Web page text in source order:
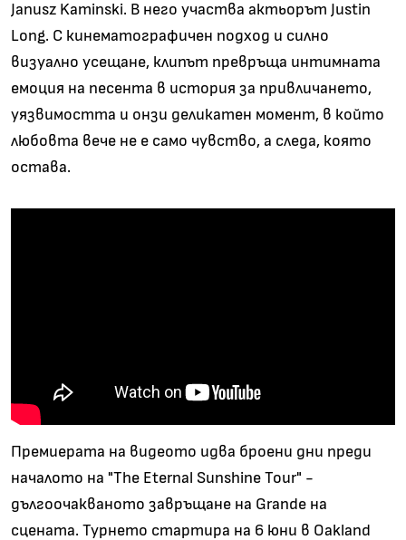
Janusz Kaminski. В него участва актьорът Justin
Long. С кинематографичен подход и силно
визуално усещане, клипът превръща интимната
емоция на песента в история за привличането,
уязвимостта и онзи деликатен момент, в който
любовта вече не е само чувство, а следа, която
остава.
Премиерата на видеото идва броени дни преди
началото на "The Eternal Sunshine Tour" -
дългоочакваното завръщане на Grande на
сцената. Турнето стартира на 6 юни в Oakland